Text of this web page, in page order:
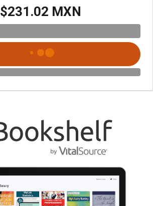
$231.02 MXN